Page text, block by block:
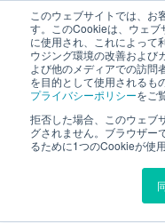
このウェブサイトでは、お
す。このCookieは、ウェブ
に使用され、これによって
ウジング環境の改善および
よび他のメディアでの訪問
を目的として使用されるも
プライバシーポリシーをご
拒否した場合、このウェブ
グされません。ブラウザー
るために1つのCookieが使用